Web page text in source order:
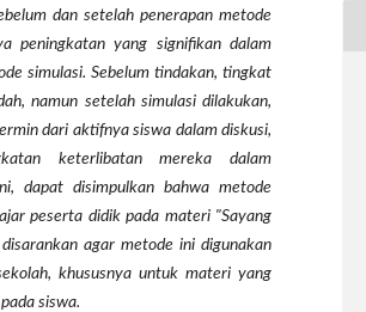
dan setelah penerapan metode
peningkatan yang signifikan dalam
simulasi. Sebelum tindakan, tingkat
namun setelah simulasi dilakukan,
dari aktifnya siswa dalam diskusi,
keterlibatan mereka dalam
dapat disimpulkan bahwa metode
peserta didik pada materi "Sayang
agar metode ini digunakan
khususnya untuk materi yang
siswa.